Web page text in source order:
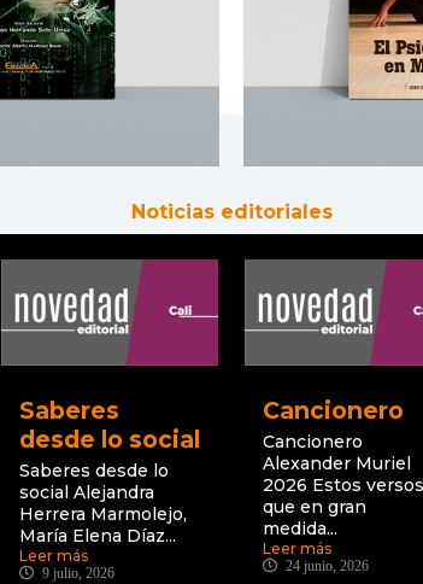
Noticias editoriales
Saberes
desde lo social
Saberes desde lo
social Alejandra
Herrera Marmolejo,
María Elena Díaz...
Leer más
9 julio, 2026
Cancionero
Cancionero
Alexander Muriel
2026 Estos
que en gran
medida...
Leer más
24 junio, 2026